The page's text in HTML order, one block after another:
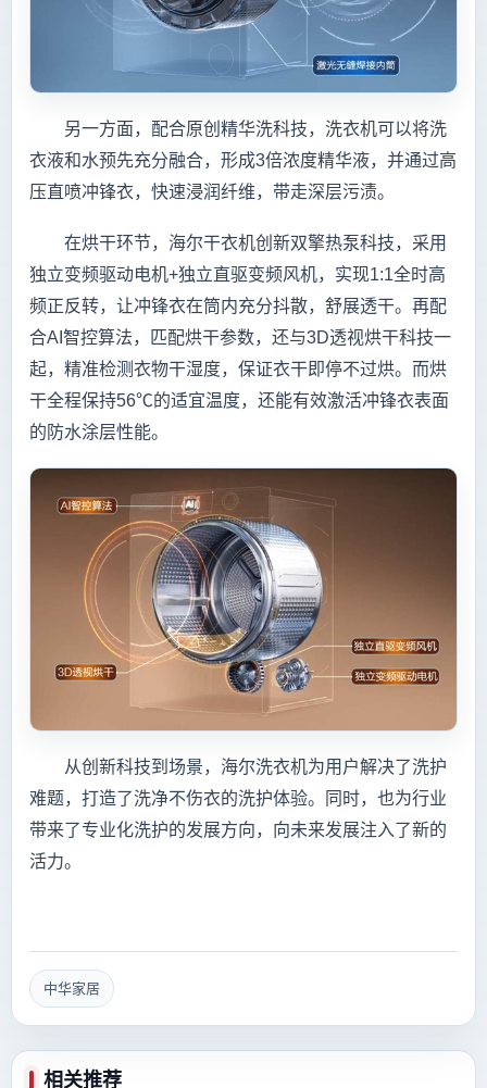
另一方面，配合原创精华洗科技，洗衣机可以将洗
衣液和水预先充分融合，形成3倍浓度精华液，并通过高
压直喷冲锋衣，快速浸润纤维，带走深层污渍。
在烘干环节，海尔干衣机创新双擎热泵科技，采用
独立变频驱动电机+独立直驱变频风机，实现1:1全时高
频正反转，让冲锋衣在筒内充分抖散，舒展透干。再配
合AI智控算法，匹配烘干参数，还与3D透视烘干科技一
起，精准检测衣物干湿度，保证衣干即停不过烘。而烘
干全程保持56℃的适宜温度，还能有效激活冲锋衣表面
的防水涂层性能。
从创新科技到场景，海尔洗衣机为用户解决了洗护
难题，打造了洗净不伤衣的洗护体验。同时，也为行业
带来了专业化洗护的发展方向，向未来发展注入了新的
活力。
中华家居
相关推荐